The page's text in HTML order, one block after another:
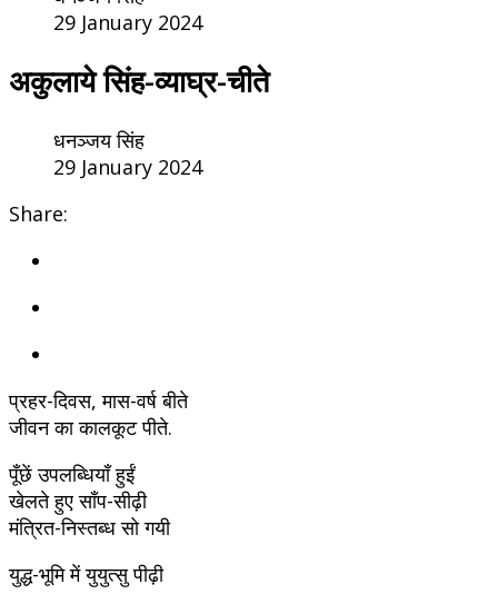
29 January 2024
अकुलाये सिंह-व्याघ्र-चीते
धनञ्जय सिंह
29 January 2024
Share:
प्रहर-दिवस, मास-वर्ष बीते
जीवन का कालकूट पीते.
पूँछें उपलब्धियाँ हुईं
खेलते हुए साँप-सीढ़ी
मंत्रित-निस्तब्ध सो गयी
युद्ध-भूमि में युयुत्सु पीढ़ी